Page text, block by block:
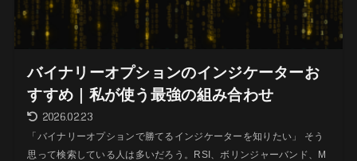
バイナリーオプションのインジケーターお
すすめ｜私が使う最強の組み合わせ
2026.02.23
「バイナリーオプションで勝てるインジケーターを知りたい」 そう
思って検索している人は多いだろう。RSI、ボリンジャーバンド、M